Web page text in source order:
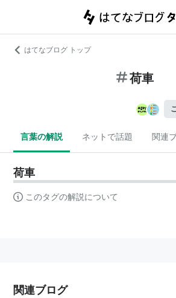
はてなブログ トップ
荷車
言葉の解説 ネットで話題 関連
荷車
このタグの解説について
関連ブログ